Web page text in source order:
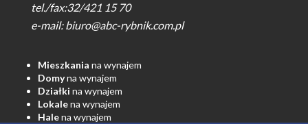
tel./fax:32/421 15 70
e-mail:biuro@abc-rybnik.com.pl
Mieszkania na wynajem
Domyna wynajem
Działki na wynajem
Lokalena wynajem
Halena wynajem